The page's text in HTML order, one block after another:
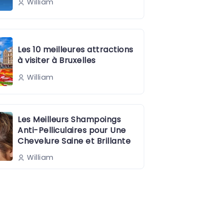
William
Les 10 meilleures attractions
à visiter à Bruxelles
William
Les Meilleurs Shampoings
Anti-Pelliculaires pour Une
Chevelure Saine et Brillante
William